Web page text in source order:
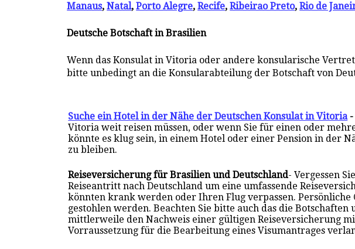
Manaus,Natal,Porto Alegre,Recife,Ribeirao Preto,Rio de
Deutsche Botschaft in Brasilien
Wenn das Konsulat in Vitoria oder andere konsularische
bitte unbedingt an die Konsularabteilung der Botschaft von
Suche ein Hotel in der Nähe der Deutschen Konsulat in Vitoria
Vitoria weit reisen müssen, oder wenn Sie für einen oder
könnte es klug sein, in einem Hotel oder einer Pension in der
zu bleiben.
Reiseversicherung für Brasilien und Deutschland- Vergessen
Reiseantritt nach Deutschland um eine umfassende
könnten krank werden oder Ihren Flug verpassen. Persönliche
gestohlen werden. Beachten Sie bitte auch das die
mittlerweile den Nachweis einer gültigen Reiseversicherung
Vorraussetzung für die Bearbeitung eines Visumantrages